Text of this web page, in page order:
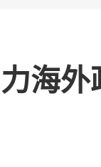
海外